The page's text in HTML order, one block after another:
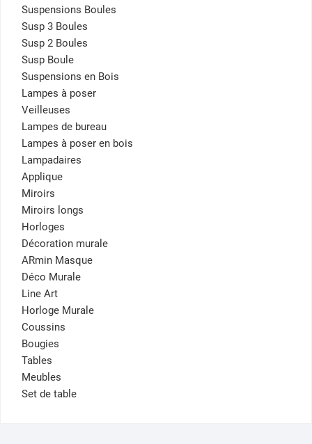
Suspensions Boules
Susp 3 Boules
Susp 2 Boules
Susp Boule
Suspensions en Bois
Lampes à poser
Veilleuses
Lampes de bureau
Lampes à poser en bois
Lampadaires
Applique
Miroirs
Miroirs longs
Horloges
Décoration murale
ARmin Masque
Déco Murale
Line Art
Horloge Murale
Coussins
Bougies
Tables
Meubles
Set de table